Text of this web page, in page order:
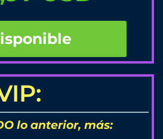
lo anterior, más: